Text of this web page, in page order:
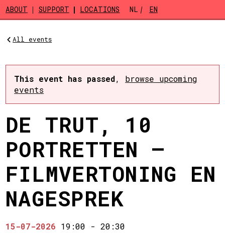
Skip to main content
ABOUT SUPPORT LOCATIONS NL EN
All events
This event has passed, browse upcoming
events
DE TRUT, 10
PORTRETTEN –
FILMVERTONING EN
NAGESPREK
15-07-2026 19:00 -20:30